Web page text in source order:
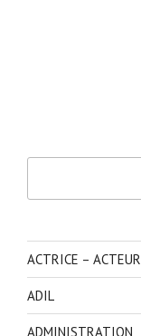
ACTRICE – ACTEUR
ADIL
ADMINISTRATION